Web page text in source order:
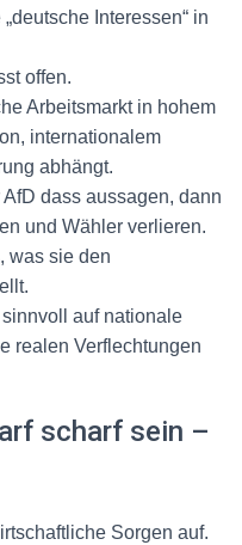
Interessen“ in
offen.
Arbeitsmarkt in hohem
internationalem
abhängt.
dass aussagen, dann
und Wähler verlieren.
was sie den
auf nationale
realen Verflechtungen
scharf sein –
Sorgen auf.